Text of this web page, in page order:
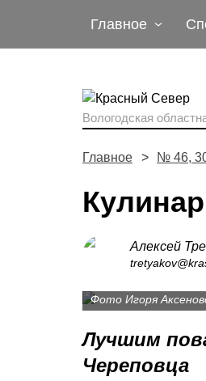
Главное
Вологодская
Главное № 46,
Алексей
Помимо вкусовых
Фото Игоря
Лучшим
Череповца